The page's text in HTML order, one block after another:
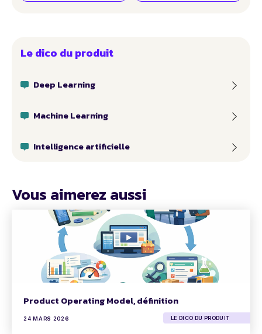
Le dico du produit
Deep Learning
Machine Learning
Intelligence artificielle
Vous aimerez aussi
Product Operating Model, définition
24 MARS 2026 LE DICO DU PRODUIT